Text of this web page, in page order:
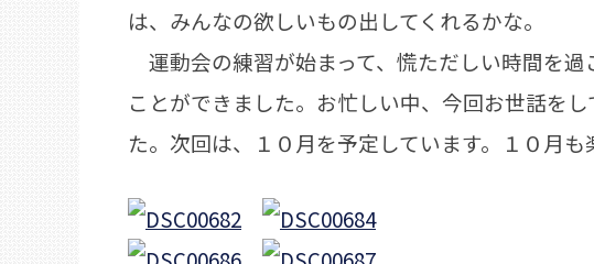
は、みんなの欲しいもの出してくれるかな。
運動会の練習が始まって、慌ただしい時間を
ことができました。お忙しい中、今回お世話を
た。次回は、１０月を予定しています。１０月も